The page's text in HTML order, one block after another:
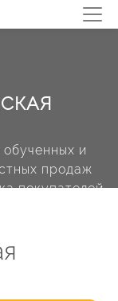
и
продаж
покупателей